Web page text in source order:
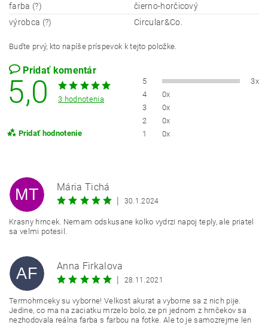
farba (?)
čierno-horčicový
výrobca (?)
Circular&Co.
Buďte prvý, kto napíše príspevok k tejto položke.
Pridať komentár
5,0 3 hodnotenia
Pridať hodnotenie
5
3x
4
0x
3
0x
2
0x
1
0x
MT
Mária Tichá
|
30.1.2024
Krasny hrncek. Nemam odskusane kolko vydrzi napoj teply, ale priatel
sa velmi potesil.
AF
Anna Firkalova
|
28.11.2021
Termohrnceky su vyborne! Velkost akurat a vyborne sa z nich pije.
Jedine, co ma na zaciatku mrzelo bolo, ze pri jednom z hrnčekov sa
nezhodovala reálna farba s farbou na fotke. Ale to je samozrejme len